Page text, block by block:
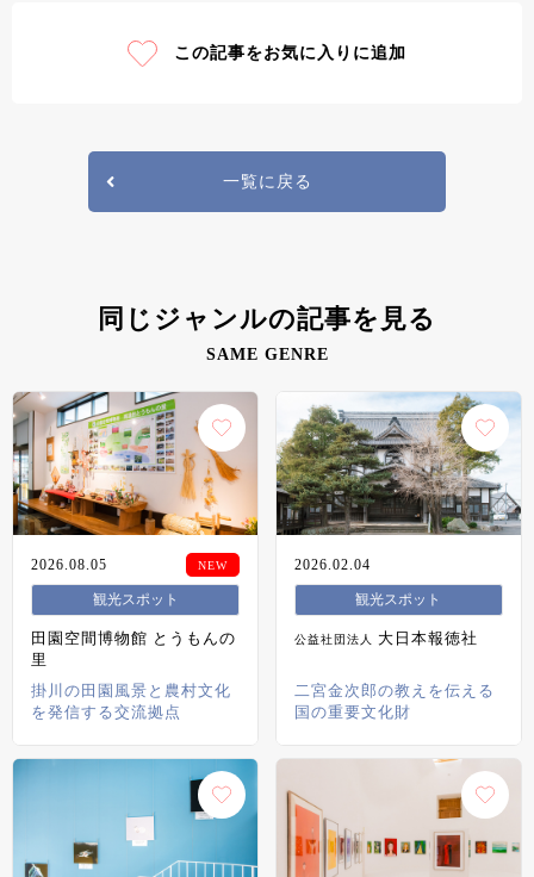
この記事をお気に入りに追加
一覧に戻る
同じジャンルの記事を見る
SAME GENRE
2026.08.05
観光スポット
田園空間博物館 とうもんの
里
掛川の田園風景と農村文化
を発信する交流拠点
2026.02.04
観光スポット
公益社団法人 大日本報徳社
二宮金次郎の教えを伝える
国の重要文化財